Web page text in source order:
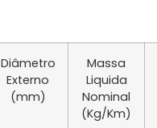
Diâmetro
Externo
(mm)
Massa
Liquida
Nominal
(Kg/Km)